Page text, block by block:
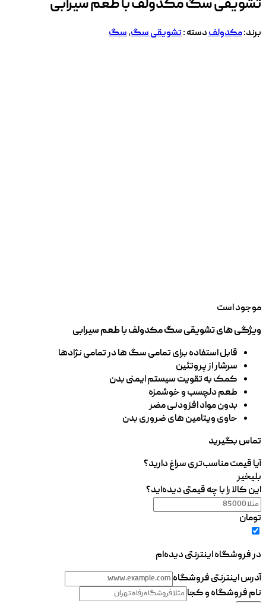
تشویقی سگ مکدولف با طعم سیرابی
برند:مکدولفدسته :تشویقی سگ,سگ
موجود است
ویژگی های تشویقی سگ مکدولف با طعم سیرابی
قابل استفاده برای تمامی سگ ها در تمامی نژادها
سرشار از پروتئین
کمک به تقویت سیستم ایمنی بدن
طعم دلچسب و خوشمزه
بدون مواد افزودنی مضر
حاوی ویتامین های ضروری بدن
تماس بگیرید
آیا قیمت مناسب‌تری سراغ دارید؟
بلیخیر
این کالا را با چه قیمتی دیده‌اید؟
تومان
در فروشگاه اینترنتی دیده‌ام
آدرس اینترنتی فروشگاه
نام فروشگاه و کجا